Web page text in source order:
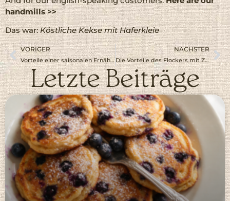
handmills >>
Das war:Köstliche Kekse mit Haferkleie
VORIGER
Vorteile einer saisonalen Ernährung
NÄCHSTER
Die Vorteile des Flockers mit Zahnradantrieb
Letzte Beiträge